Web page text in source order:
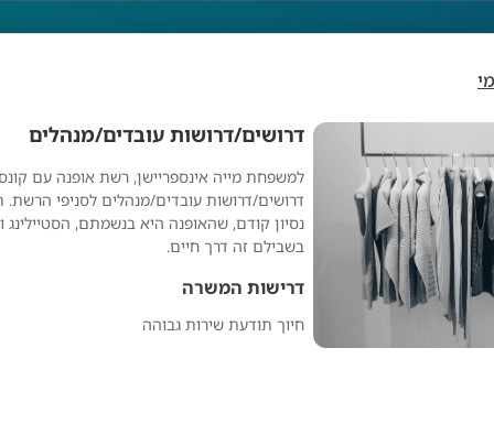
דרושים/דרושות עובדים/מנהלים
למשפחת מייה אינספריישן, רשת אופנה עם
דרושים/דרושות עובדים/מנהלים לסניפי הרשת.
נסיון קודם, שהאופנה היא בנשמתם, הסטיילינג
בשבילם זה דרך חיים.
דרישות המשרה
חיוך תודעת שירות גבוהה
דרושות עובדים/